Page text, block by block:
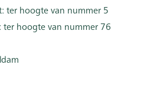
ter hoogte van nummer 5
ter hoogte van nummer 76